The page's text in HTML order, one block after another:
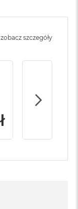
- 3 lata ochrony
zobacz szczegóły